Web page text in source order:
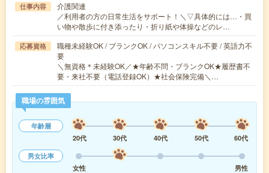
仕事内容
介護関連
／利用者の方の日常生活をサポート！＼▽具体的には…・買
い物や散歩に付き添ったり・折り紙や体操などのレ…
応募資格
職種未経験OK / ブランクOK / パソコンスキル不要 / 英語力不
要
＼無資格＊未経験OK／★年齢不問・ブランクOK★履歴書不
要・来社不要（電話登録OK）★社会保険完備＼…
職場の雰囲気
年齢層
20代
30代 40代 50代
60代
男女比率
女性
男性